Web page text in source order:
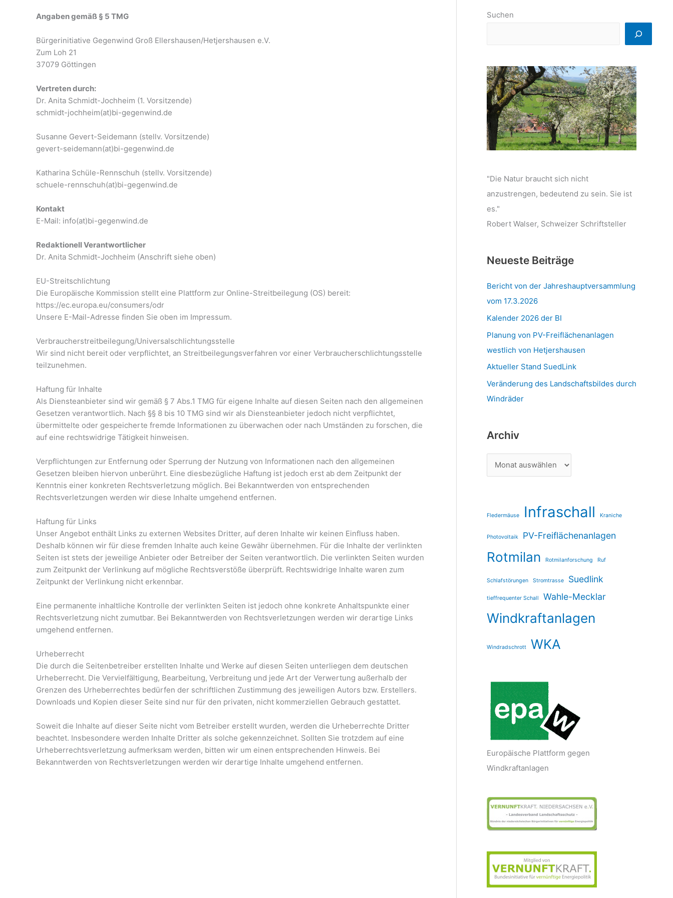
Angaben gemäß § 5 TMG
Bürgerinitiative Gegenwind Groß Ellershausen/Hetjershausen e.V.
Zum Loh 21
37079 Göttingen
Vertreten durch:
Dr. Anita Schmidt-Jochheim (1. Vorsitzende)
schmidt-jochheim(at)bi-gegenwind.de
Susanne Gevert-Seidemann (stellv. Vorsitzende)
gevert-seidemann(at)bi-gegenwind.de
Katharina Schüle-Rennschuh (stellv. Vorsitzende)
schuele-rennschuh(at)bi-gegenwind.de
Kontakt
E-Mail: info(at)bi-gegenwind.de
Redaktionell Verantwortlicher
Dr. Anita Schmidt-Jochheim (Anschrift siehe oben)
EU-Streitschlichtung
Die Europäische Kommission stellt eine Plattform zur Online-Streitbeilegung (OS) bereit:
https://ec.europa.eu/consumers/odr
Unsere E-Mail-Adresse finden Sie oben im Impressum.
Verbraucherstreitbeilegung/Universalschlichtungsstelle
Wir sind nicht bereit oder verpflichtet, an Streitbeilegungsverfahren vor einer Verbraucherschlichtungsstelle
teilzunehmen.
Haftung für Inhalte
Als Diensteanbieter sind wir gemäß § 7 Abs.1 TMG für eigene Inhalte auf diesen Seiten nach den allgemeinen
Gesetzen verantwortlich. Nach §§ 8 bis 10 TMG sind wir als Diensteanbieter jedoch nicht verpflichtet,
übermittelte oder gespeicherte fremde Informationen zu überwachen oder nach Umständen zu forschen, die
auf eine rechtswidrige Tätigkeit hinweisen.
Verpflichtungen zur Entfernung oder Sperrung der Nutzung von Informationen nach den allgemeinen
Gesetzen bleiben hiervon unberührt. Eine diesbezügliche Haftung ist jedoch erst ab dem Zeitpunkt der
Kenntnis einer konkreten Rechtsverletzung möglich. Bei Bekanntwerden von entsprechenden
Rechtsverletzungen werden wir diese Inhalte umgehend entfernen.
Haftung für Links
Unser Angebot enthält Links zu externen Websites Dritter, auf deren Inhalte wir keinen Einfluss haben.
Deshalb können wir für diese fremden Inhalte auch keine Gewähr übernehmen. Für die Inhalte der verlinkten
Seiten ist stets der jeweilige Anbieter oder Betreiber der Seiten verantwortlich. Die verlinkten Seiten wurden
zum Zeitpunkt der Verlinkung auf mögliche Rechtsverstöße überprüft. Rechtswidrige Inhalte waren zum
Zeitpunkt der Verlinkung nicht erkennbar.
Eine permanente inhaltliche Kontrolle der verlinkten Seiten ist jedoch ohne konkrete Anhaltspunkte einer
Rechtsverletzung nicht zumutbar. Bei Bekanntwerden von Rechtsverletzungen werden wir derartige Links
umgehend entfernen.
Urheberrecht
Die durch die Seitenbetreiber erstellten Inhalte und Werke auf diesen Seiten unterliegen dem deutschen
Urheberrecht. Die Vervielfältigung, Bearbeitung, Verbreitung und jede Art der Verwertung außerhalb der
Grenzen des Urheberrechtes bedürfen der schriftlichen Zustimmung des jeweiligen Autors bzw. Erstellers.
Downloads und Kopien dieser Seite sind nur für den privaten, nicht kommerziellen Gebrauch gestattet.
Soweit die Inhalte auf dieser Seite nicht vom Betreiber erstellt wurden, werden die Urheberrechte Dritter
beachtet. Insbesondere werden Inhalte Dritter als solche gekennzeichnet. Sollten Sie trotzdem auf eine
Urheberrechtsverletzung aufmerksam werden, bitten wir um einen entsprechenden Hinweis. Bei
Bekanntwerden von Rechtsverletzungen werden wir derartige Inhalte umgehend entfernen.
Suchen
"Die Natur braucht sich nicht
anzustrengen, bedeutend zu sein. Sie ist
es."
Robert Walser, Schweizer Schriftsteller
Neueste Beiträge
Bericht von der Jahreshauptversammlung
vom 17.3.2026
Kalender 2026 der BI
Planung von PV-Freiflächenanlagen
westlich von Hetjershausen
Aktueller Stand SuedLink
Veränderung des Landschaftsbildes durch
Windräder
Archiv
Fledermäuse Infraschall Kraniche
Photovoltaik PV-Freiflächenanlagen
Rotmilan Rotmilanforschung Ruf
Schlafstörungen Stromtrasse Suedlink
tieffrequenter Schall Wahle-Mecklar
Windkraftanlagen
Windradschrott WKA
Europäische Plattform gegen
Windkraftanlagen